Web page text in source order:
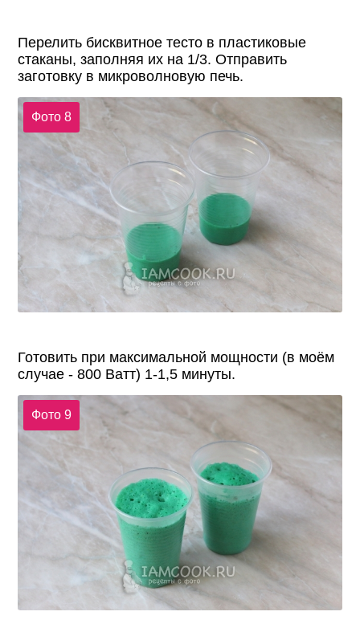
Перелить бисквитное тесто в пластиковые
стаканы, заполняя их на 1/3. Отправить
заготовку в микроволновую печь.
Фото 8
Готовить при максимальной мощности (в моём
случае - 800 Ватт) 1-1,5 минуты.
Фото 9